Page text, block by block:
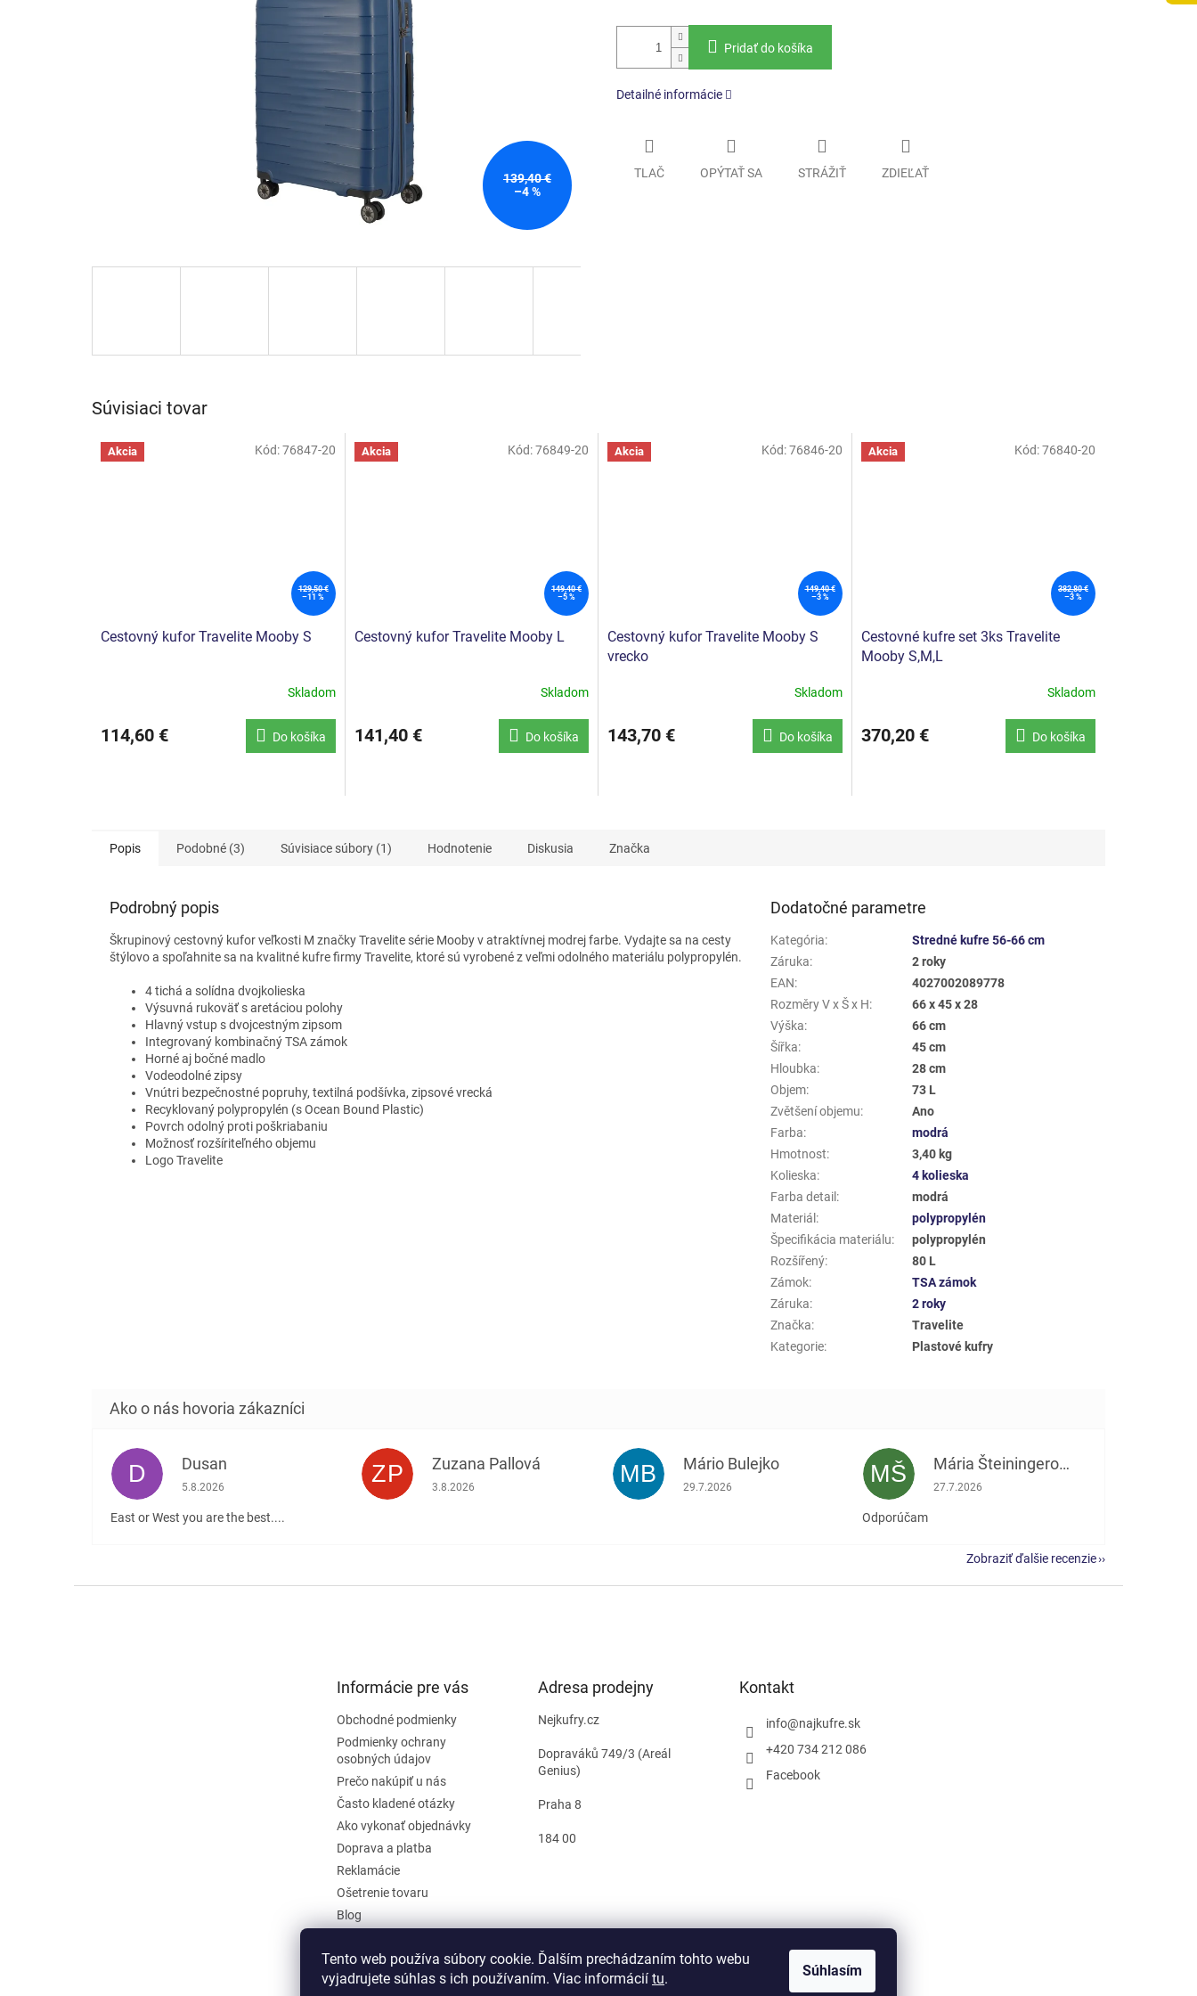
Tento web používa súbory cookie. Ďalším prechádzaním tohto webu
vyjadrujete súhlas s ich používaním. Viac informácií tu. Súhlasím
139,40 €
–4 %
Pridať do košíka
Detailné informácie
TLAČ OPÝTAŤ SA STRÁŽIŤ ZDIEĽAŤ
Súvisiaci tovar
Akcia
129,50 €
–11 %
Cestovný kufor Travelite Mooby S
Skladom
114,60 € Do košíka
Kód:76847-20 Akcia
149,40 €
–5 %
Cestovný kufor Travelite Mooby L
Skladom
141,40 € Do košíka
Kód:76849-20 Akcia
149,40 €
–3 %
Cestovný kufor Travelite Mooby S
vrecko
Skladom
143,70 € Do košíka
Kód:76846-20 Akcia
382,80 €
–3 %
Cestovné kufre set 3ks Travelite
Mooby S,M,L
Skladom
370,20 € Do košíka
Kód:76840-20
Popis Podobné (3) Súvisiace súbory (1) Hodnotenie Diskusia Značka
Podrobný popis
Škrupinový cestovný kufor veľkosti M značky Travelite série Mooby v atraktívnej modrej farbe. Vydajte sa na cesty
štýlovo a spoľahnite sa na kvalitné kufre firmy Travelite, ktoré sú vyrobené z veľmi odolného materiálu polypropylén.
4 tichá a solídna dvojkolieska
Výsuvná rukoväť s aretáciou polohy
Hlavný vstup s dvojcestným zipsom
Integrovaný kombinačný TSA zámok
Horné aj bočné madlo
Vodeodolné zipsy
Vnútri bezpečnostné popruhy, textilná podšívka, zipsové vrecká
Recyklovaný polypropylén (s Ocean Bound Plastic)
Povrch odolný proti poškriabaniu
Možnosť rozšíriteľného objemu
Logo Travelite
Dodatočné parametre
Kategória:
Stredné kufre 56-66 cm
Záruka:
2 roky
EAN:
4027002089778
Rozměry V x Š x H:
66 x 45 x 28
Výška:
66 cm
Šířka:
45 cm
Hloubka:
28 cm
Objem:
73 L
Zvětšení objemu:
Ano
Farba:
modrá
Hmotnost:
3,40 kg
Kolieska:
4 kolieska
Farba detail :
modrá
Materiál :
polypropylén
Špecifikácia materiálu:
polypropylén
Rozšířený:
80 L
Zámok:
TSA zámok
Záruka:
2 roky
Značka:
Travelite
Kategorie: Plastové kufry
D Dusan
Hodnotenie obchodu je 5 z 5 hviezdičiek.
5.8.2026
East or West you are the best....
ZP Zuzana Pallová
Hodnotenie obchodu je 5 z 5 hviezdičiek.
3.8.2026 MB Mário Bulejko
Hodnotenie obchodu je 5 z 5 hviezdičiek.
29.7.2026 MŠ Mária Šteiningerová
Hodnotenie obchodu je 5 z 5 hviezdičiek.
27.7.2026
Odporúčam
Zobraziť ďalšie recenzie
Informácie pre vás
Obchodné podmienky
Podmienky ochrany
osobných údajov
Prečo nakúpiť u nás
Často kladené otázky
Ako vykonať objednávky
Doprava a platba
Reklamácie
Ošetrenie tovaru
Blog
Odstúpiť od zmluvy
Adresa prodejny
Nejkufry.cz
Dopraváků 749/3 (Areál
Genius)
Praha 8
184 00
Kontakt
info@najkufre.sk
+420 734 212 086
Facebook